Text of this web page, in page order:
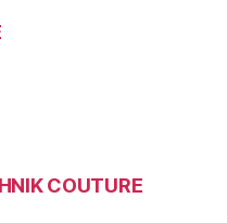
COUTURE